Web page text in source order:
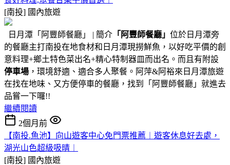
[南投] 國內旅遊
日月潭「阿豐師餐廳」 | 簡介 「阿豐師餐廳」 位於日月潭旁
的餐廳主打南投在地食材和日月潭現撈鮮魚，以好吃平價的創
意料理+鄉土特色菜出名+精心特制器皿而出名。而且有附設
停車場 ，環境舒適、適合多人聚餐。阿萍&阿裕來日月潭旅遊
在找在地味、又方便停車的餐廳，找到「阿豐師餐廳」就進去
品嘗一下囉!!
繼續閱讀
2個月前
【南投.魚池】向山遊客中心免門票推薦︱遊客休息好去處，
湖光山色超級吸晴︱
[南投] 國內旅遊